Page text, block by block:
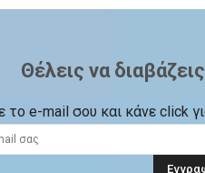
Θέλεις να
το e-mail σου και κάνε click